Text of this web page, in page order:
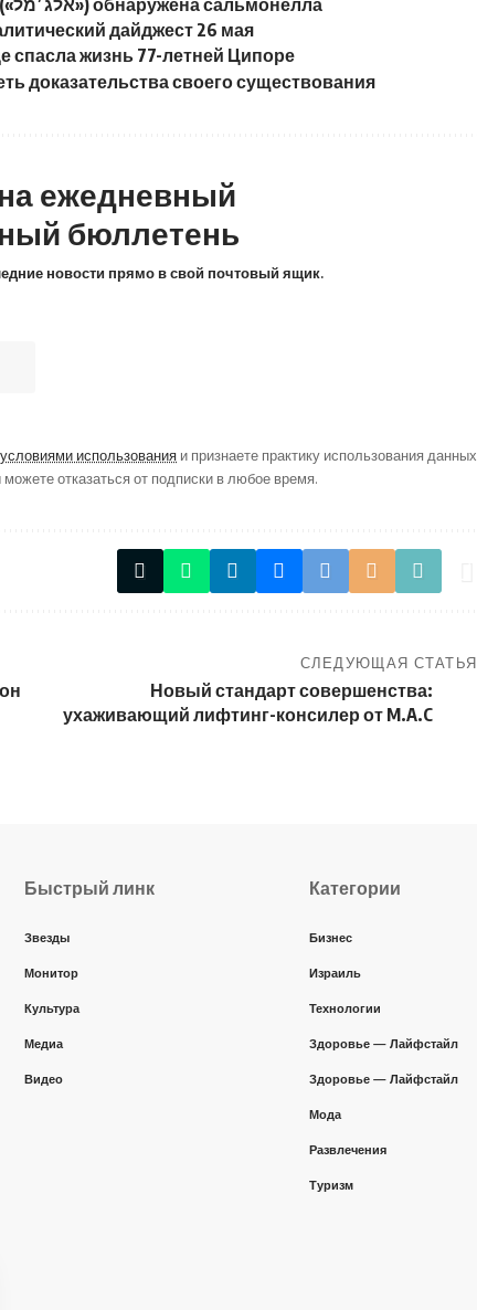
В тхине марки «Аль-Джамаль» («אלג׳מל») обнаружена сальмонелла
дайджест 26 мая
спасла жизнь 77-летней Ципоре
доказательства своего существования
ежедневный
бюллетень
новости прямо в свой почтовый ящик.
условиями использования и признаете практику использования данных
отказаться от подписки в любое время.
СЛЕДУЮЩАЯ СТАТЬЯ
Новый стандарт совершенства:
ухаживающий лифтинг-консилер от M.A.C
Быстрый линк
Звезды
Монитор
Культура
Медиа
Видео
Категории
Бизнес
Израиль
Технологии
Здоровье — Лайфстайл
Здоровье — Лайфстайл
Мода
Развлечения
Туризм